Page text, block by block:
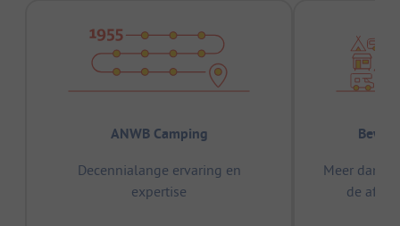
ANWB Camping
Decennialange ervaring en
expertise
Meer dan
de